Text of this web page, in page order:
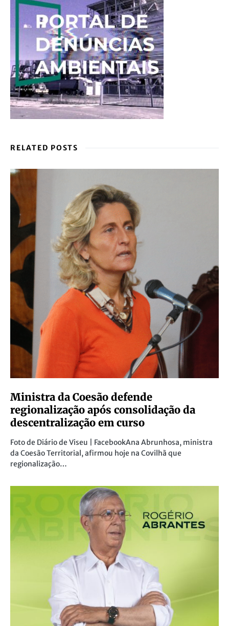
RELATED POSTS
Ministra da Coesão defende
regionalização após consolidação da
descentralização em curso
Foto de Diário de Viseu | FacebookAna Abrunhosa, ministra
da Coesão Territorial, afirmou hoje na Covilhã que
regionalização…